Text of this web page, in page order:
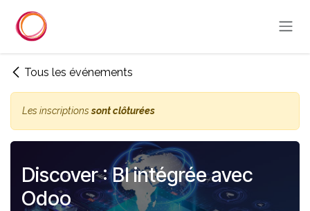
Tous les événements
Les inscriptionssont clôturées
Discover : BI intégrée avec
Odoo